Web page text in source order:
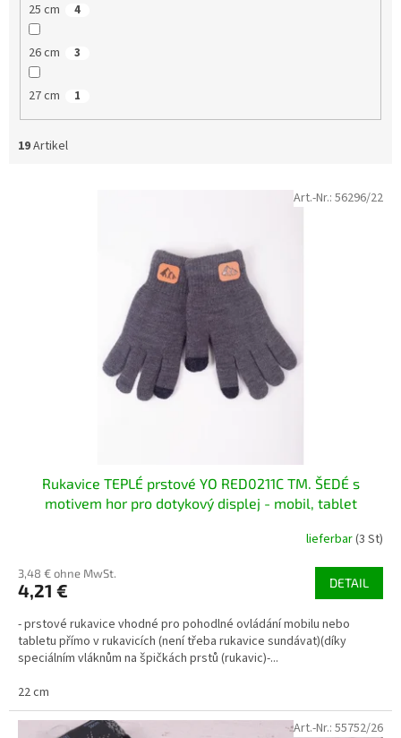
25 cm 4
26 cm 3
27 cm 1
19Artikel
Rukavice TEPLÉ prstové YO RED0211C TM. ŠEDÉ s
motivem hor pro dotykový displej - mobil, tablet
lieferbar(3 St)
3,48 € ohne MwSt.
4,21 € DETAIL
- prstové rukavice vhodné pro pohodlné ovládání mobilu nebo
tabletu přímo v rukavicích (není třeba rukavice sundávat)(díky
speciálním vláknům na špičkách prstů (rukavic)-...
22 cm
Art.-Nr.: 56296/22
Art.-Nr.: 55752/26